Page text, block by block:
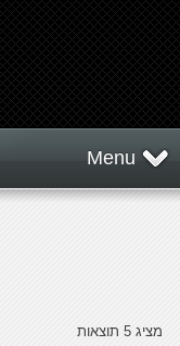
Menu
מציג 5 תוצאות